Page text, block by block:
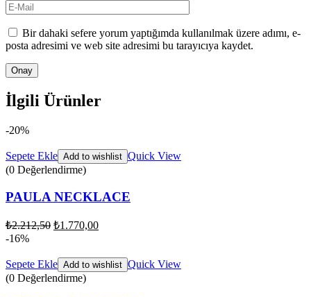
Bir dahaki sefere yorum yaptığımda kullanılmak üzere adımı, e-
posta adresimi ve web site adresimi bu tarayıcıya kaydet.
İlgili Ürünler
-20%
Sepete Ekle Add to wishlist Quick View
(0 Değerlendirme)
PAULA NECKLACE
₺2.212,50 ₺1.770,00
-16%
Sepete Ekle Add to wishlist Quick View
(0 Değerlendirme)